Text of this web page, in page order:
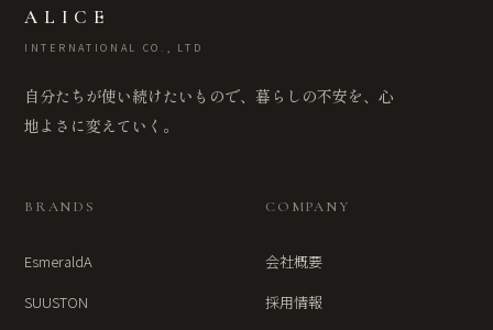
ALICE
INTERNATIONAL CO., LTD
自分たちが使い続けたいもので、暮らしの不安を、心
地よさに変えていく。
BRANDS
EsmeraldA
SUUSTON
COMPANY
会社概要
採用情報